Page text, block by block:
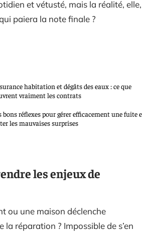
et vétusté, mais la réalité, elle,
paiera la note finale ?
habitation et dégâts des eaux : ce que
vraiment les contrats
bons réflexes pour gérer efficacement une fuite
les mauvaises surprises
les enjeux de
ou une maison déclenche
réparation ? Impossible de s’en